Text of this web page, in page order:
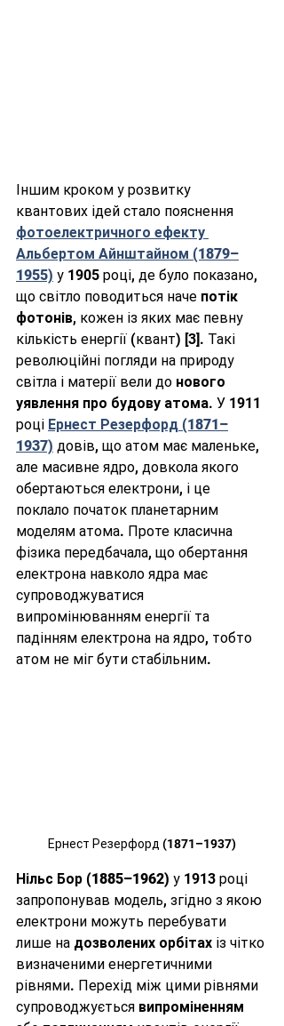
Іншим кроком у розвитку
квантових ідей стало пояснення
фотоелектричного ефекту
Альбертом Айнштайном (1879–
1955) у 1905 році, де було показано,
що світло поводиться наче потік
фотонів, кожен із яких має певну
кількість енергії (квант) [3]. Такі
революційні погляди на природу
світла і матерії вели до нового
уявлення про будову атома. У 1911
році Ернест Резерфорд (1871–
1937) довів, що атом має маленьке,
але масивне ядро, довкола якого
обертаються електрони, і це
поклало початок планетарним
моделям атома. Проте класична
фізика передбачала, що обертання
електрона навколо ядра має
супроводжуватися
випромінюванням енергії та
падінням електрона на ядро, тобто
атом не міг бути стабільним.
Ернест Резерфорд (1871–1937)
Нільс Бор (1885–1962) у 1913 році
запропонував модель, згідно з якою
електрони можуть перебувати
лише на дозволених орбітах із чітко
визначеними енергетичними
рівнями. Перехід між цими рівнями
супроводжується випроміненням